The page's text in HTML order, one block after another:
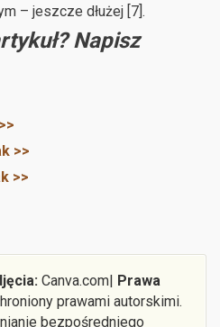
– jeszcze dłużej [7].
Napisz
>>
>>
Canva.com| Prawa
prawami autorskimi.
bezpośredniego